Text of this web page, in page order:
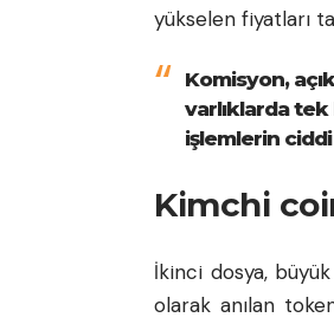
yükselen fiyatları
Komisyon,
varlıklarda tek
işlemlerin ciddi
Kimchi
İkinci dosya,
olarak anılan